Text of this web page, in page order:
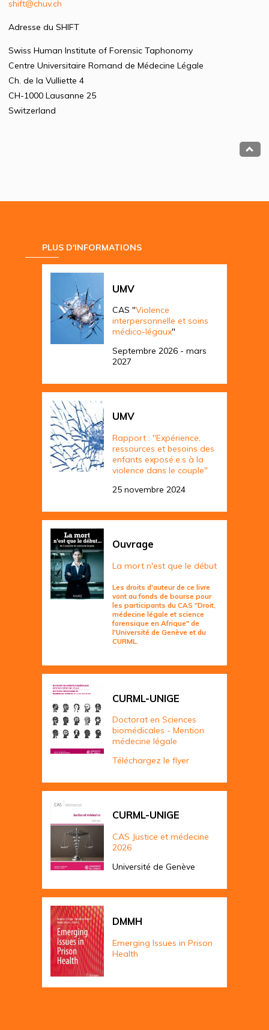
shift@chuv.ch
Adresse du SHIFT
Swiss Human Institute of Forensic Taphonomy
Centre Universitaire Romand de Médecine Légale
Ch. de la Vulliette 4
CH-1000 Lausanne 25
Switzerland
PLUS D'INFORMATIONS
UMV
CAS "Violence
interpersonnelle et soins
médico-légaux"
Septembre 2026 - mars
2027
UMV
Rapport : "Expérience,
ressources et besoins des
enfants exposé.e.s à la
violence dans le couple"
25 novembre 2024
Ouvrage
La mort n'est que le début
Les droits d'auteur de ce livre
vont au fonds de bourse pour
les participants du CAS "Droit,
médecine légale et science
forensique en Afrique" de
l'Université de Genève et du
CURML.
CURML-UNIGE
Doctorat en Sciences
biomédicales - Mention
médecine légale
Téléchargez le flyer
CURML-UNIGE
CAS Justice et médecine
2026
Université de Genève
DMMH
Emerging Issues in Prison
Health